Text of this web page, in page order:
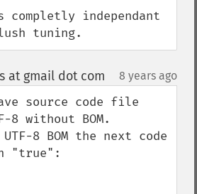
independant
tuning.
at gmail dot com 8 years ago
source code file
8 without BOM.
8 BOM the next code
"true":